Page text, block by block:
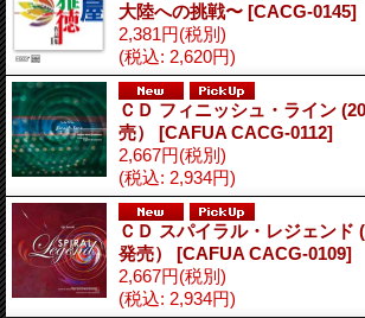
大陸への挑戦〜 [CACG-0145]
2,381円(税別)
(税込: 2,620円)
ＣＤ フィニッシュ・ライン
売） [CAFUA CACG-0112]
2,667円(税別)
(税込: 2,934円)
ＣＤ スパイラル・レジェンド
発売） [CAFUA CACG-0109]
2,667円(税別)
(税込: 2,934円)